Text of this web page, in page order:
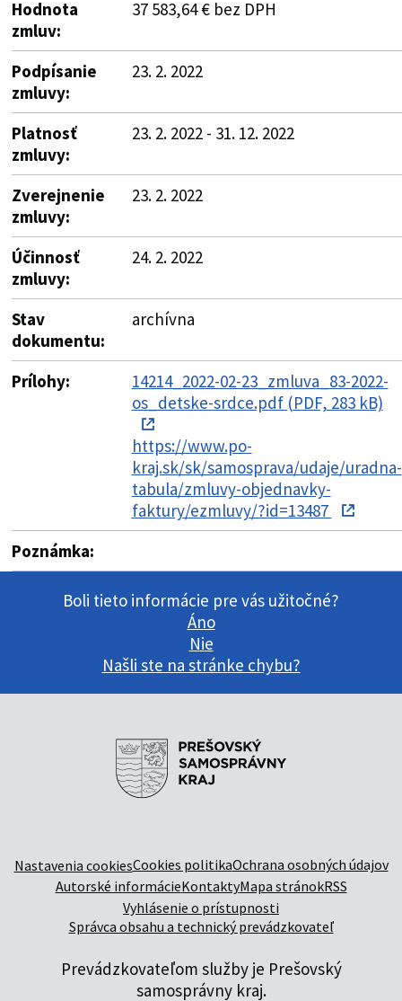
Hodnota
zmluv:
37 583,64 € bez DPH
Podpísanie
zmluvy:
23. 2. 2022
Platnosť
zmluvy:
23. 2. 2022 - 31. 12. 2022
Zverejnenie
zmluvy:
23. 2. 2022
Účinnosť
zmluvy:
24. 2. 2022
Stav
dokumentu:
archívna
Prílohy:
14214_2022-02-23_zmluva_83-2022-
os_detske-srdce.pdf (PDF, 283 kB)
https://www.po-
kraj.sk/sk/samosprava/udaje/uradna-
tabula/zmluvy-objednavky-
faktury/ezmluvy/?id=13487
Poznámka:
Boli tieto informácie pre vás užitočné?
Áno
Nie
Našli ste na stránke chybu?
Nastavenia cookiesCookies politikaOchrana osobných údajov
Autorské informácieKontaktyMapa stránokRSS
Vyhlásenie o prístupnosti
Správca obsahu a technický prevádzkovateľ
Prevádzkovateľom služby je Prešovský
samosprávny kraj.